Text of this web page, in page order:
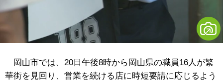
岡山市では、20日午後8時から岡山県の職員16人が繁
華街を見回り、営業を続ける店に時短要請に応じるよう